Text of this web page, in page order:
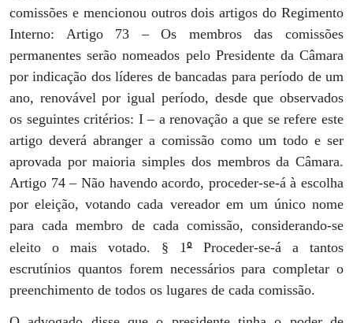
comissões e mencionou outros dois artigos do Regimento
Interno: Artigo 73 – Os membros das comissões
permanentes serão nomeados pelo Presidente da Câmara
por indicação dos líderes de bancadas para período de um
ano, renovável por igual período, desde que observados
os seguintes critérios: I – a renovação a que se refere este
artigo deverá abranger a comissão como um todo e ser
aprovada por maioria simples dos membros da Câmara.
Artigo 74 – Não havendo acordo, proceder-se-á à escolha
por eleição, votando cada vereador em um único nome
para cada membro de cada comissão, considerando-se
eleito o mais votado. § 1º Proceder-se-á a tantos
escrutínios quantos forem necessários para completar o
preenchimento de todos os lugares de cada comissão.